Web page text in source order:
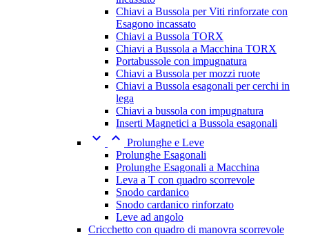
Chiavi a Bussola per Viti rinforzate con
Esagono incassato
Chiavi a Bussola TORX
Chiavi a Bussola a Macchina TORX
Portabussole con impugnatura
Chiavi a Bussola per mozzi ruote
Chiavi a Bussola esagonali per cerchi in
lega
Chiavi a bussola con impugnatura
Inserti Magnetici a Bussola esagonali
  Prolunghe e Leve
Prolunghe Esagonali
Prolunghe Esagonali a Macchina
Leva a T con quadro scorrevole
Snodo cardanico
Snodo cardanico rinforzato
Leve ad angolo
Cricchetto con quadro di manovra scorrevole